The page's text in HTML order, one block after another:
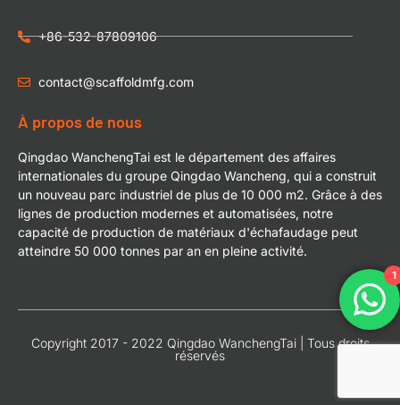
+86-532-87809106
contact@scaffoldmfg.com
À propos de nous
Qingdao WanchengTai est le département des affaires
internationales du groupe Qingdao Wancheng, qui a construit
un nouveau parc industriel de plus de 10 000 m2. Grâce à des
lignes de production modernes et automatisées, notre
capacité de production de matériaux d'échafaudage peut
atteindre 50 000 tonnes par an en pleine activité.
Copyright 2017 - 2022 Qingdao WanchengTai | Tous droits
réservés
1